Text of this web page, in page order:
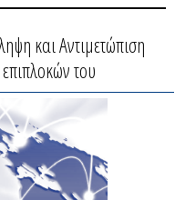
και Αντιμετώπιση
του